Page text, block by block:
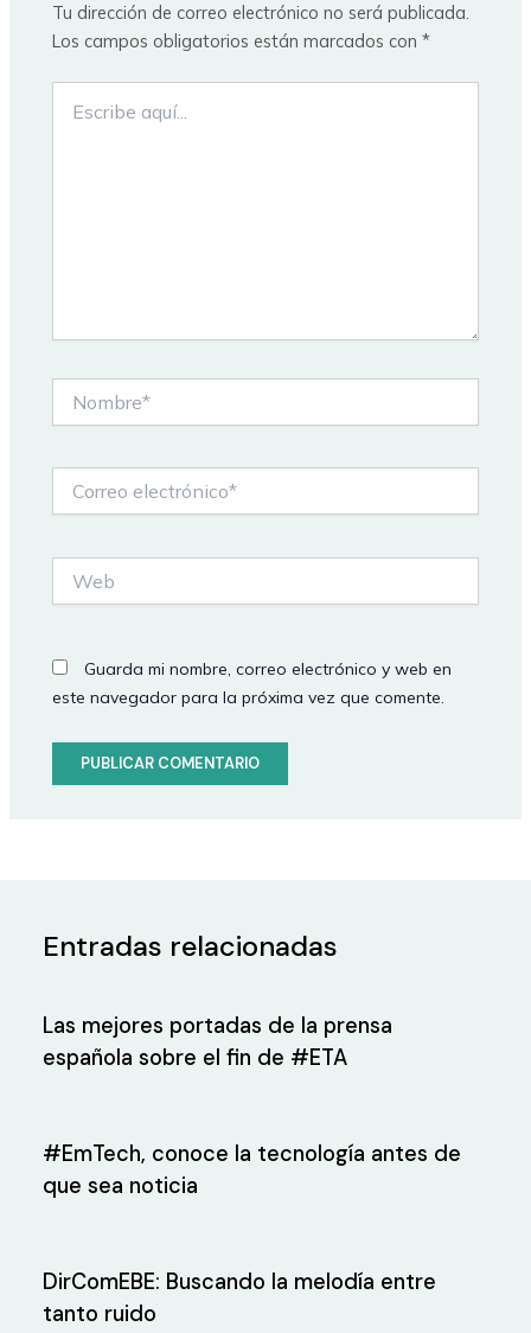
Tu dirección de correo electrónico no será publicada.
Los campos obligatorios están marcados con*
aquí...
electrónico*
Guarda mi nombre, correo electrónico y web en
este navegador para la próxima vez que comente.
Entradas relacionadas
Las mejores portadas de la prensa
española sobre el fin de #ETA
#EmTech, conoce la tecnología antes de
que sea noticia
DirComEBE: Buscando la melodía entre
tanto ruido